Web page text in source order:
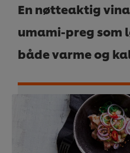
En nøtteaktig
umami-preg som
både varme og